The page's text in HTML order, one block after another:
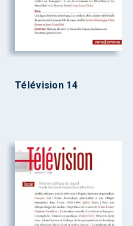
Télévision 14